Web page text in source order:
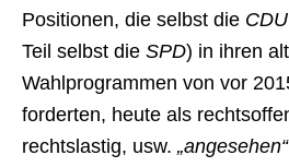
Positionen, die selbst die CDU
Teil selbst die SPD) in ihren
Wahlprogrammen von vor
forderten, heute als
rechtslastig, usw. „angesehen“